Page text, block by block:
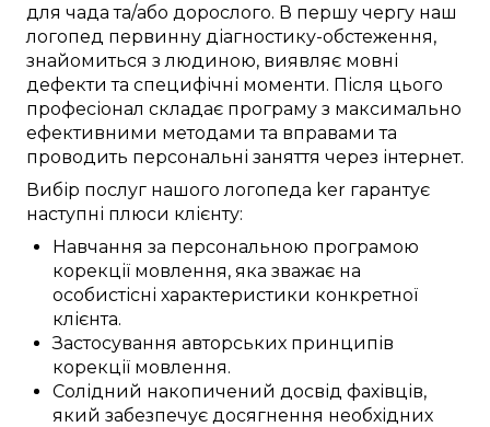
для чада та/або дорослого. В першу чергу наш
логопед первинну діагностику-обстеження,
знайомиться з людиною, виявляє мовні
дефекти та специфічні моменти. Після цього
професіонал складає програму з максимально
ефективними методами та вправами та
проводить персональні заняття через інтернет.
Вибір послуг нашого логопеда ker гарантує
наступні плюси клієнту:
Навчання за персональною програмою
корекції мовлення, яка зважає на
особистісні характеристики конкретної
клієнта.
Застосування авторських принципів
корекції мовлення.
Солідний накопичений досвід фахівців,
який забезпечує досягнення необхідних